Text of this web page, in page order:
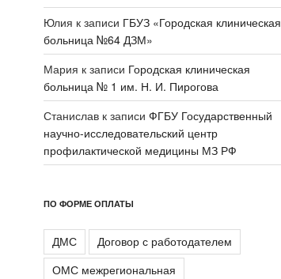
Юлия к записи ГБУЗ «Городская клиническая
больница №64 ДЗМ»
Мария к записи Городская клиническая
больница № 1 им. Н. И. Пирогова
Станиславк записи ФГБУ Государственный
научно-исследовательский центр
профилактической медицины МЗ РФ
ПО ФОРМЕ ОПЛАТЫ
ДМС
Договор с работодателем
ОМС межрегиональная